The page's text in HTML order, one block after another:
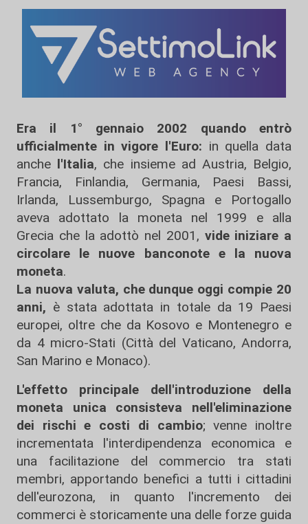
Era il 1° gennaio 2002 quando entrò
ufficialmente in vigore l'Euro: in quella data
anche l'Italia, che insieme ad Austria, Belgio,
Francia, Finlandia, Germania, Paesi Bassi,
Irlanda, Lussemburgo, Spagna e Portogallo
aveva adottato la moneta nel 1999 e alla
Grecia che la adottò nel 2001, vide iniziare a
circolare le nuove banconote e la nuova
moneta.
La nuova valuta, che dunque oggi compie 20
anni, è stata adottata in totale da 19 Paesi
europei, oltre che da Kosovo e Montenegro e
da 4 micro-Stati (Città del Vaticano, Andorra,
San Marino e Monaco).
L'effetto principale dell'introduzione della
moneta unica consisteva nell'eliminazione
dei rischi e costi di cambio; venne inoltre
incrementata l'interdipendenza economica e
una facilitazione del commercio tra stati
membri, apportando benefici a tutti i cittadini
dell'eurozona, in quanto l'incremento dei
commerci è storicamente una delle forze guida